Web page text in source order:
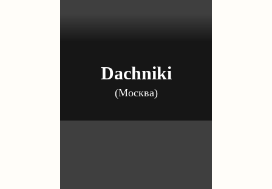
Dachniki
(Москва)